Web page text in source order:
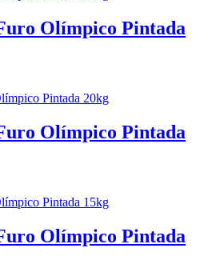
Olímpico Pintada
Olímpico Pintada
Olímpico Pintada